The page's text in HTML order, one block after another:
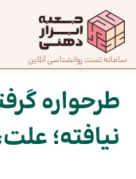
محتوا
سامانه تست روانشناسی آنلاین
صفحه
اصلی
درباره
طرحواره
نیافته؛
پیمایش
نوشته